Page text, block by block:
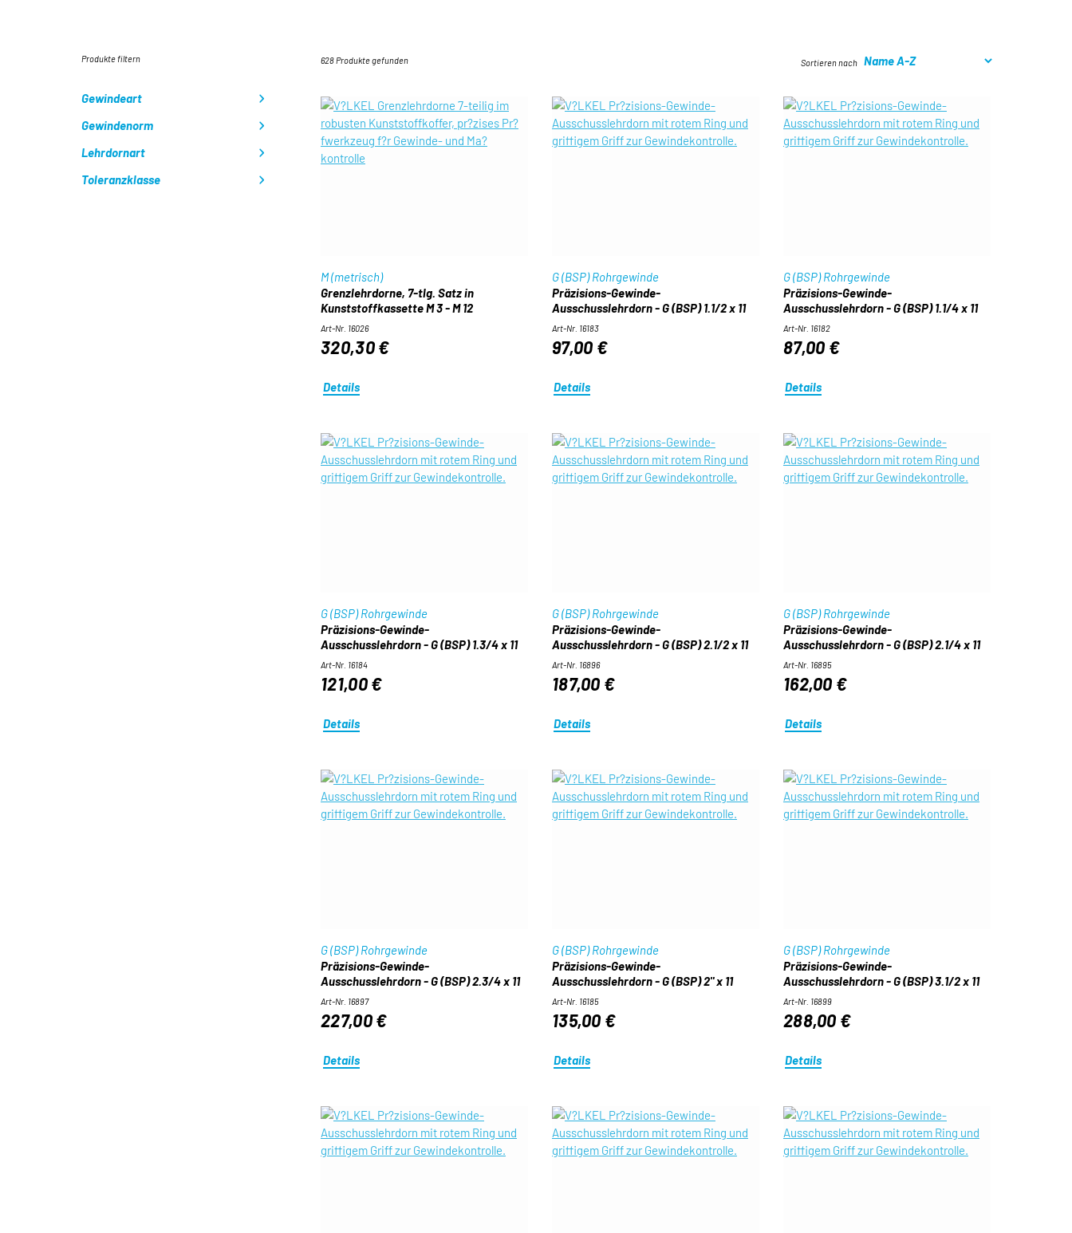
Produkte filtern
Gewindeart
Gewindenorm
Lehrdornart
Toleranzklasse
628 Produkte gefunden Sortieren nach
M (metrisch)
Grenzlehrdorne, 7-tlg. Satz in
Kunststoffkassette M 3 - M 12
Art-Nr. 16026
320,30 €
Details
G (BSP) Rohrgewinde
Präzisions-Gewinde-
Ausschusslehrdorn - G (BSP) 1.1/2 x 11
Art-Nr. 16183
97,00 €
Details
G (BSP) Rohrgewinde
Präzisions-Gewinde-
Ausschusslehrdorn - G (BSP) 1.1/4 x 11
Art-Nr. 16182
87,00 €
Details
G (BSP) Rohrgewinde
Präzisions-Gewinde-
Ausschusslehrdorn - G (BSP) 1.3/4 x 11
Art-Nr. 16184
121,00 €
Details
G (BSP) Rohrgewinde
Präzisions-Gewinde-
Ausschusslehrdorn - G (BSP) 2.1/2 x 11
Art-Nr. 16896
187,00 €
Details
G (BSP) Rohrgewinde
Präzisions-Gewinde-
Ausschusslehrdorn - G (BSP) 2.1/4 x 11
Art-Nr. 16895
162,00 €
Details
G (BSP) Rohrgewinde
Präzisions-Gewinde-
Ausschusslehrdorn - G (BSP) 2.3/4 x 11
Art-Nr. 16897
227,00 €
Details
G (BSP) Rohrgewinde
Präzisions-Gewinde-
Ausschusslehrdorn - G (BSP) 2" x 11
Art-Nr. 16185
135,00 €
Details
G (BSP) Rohrgewinde
Präzisions-Gewinde-
Ausschusslehrdorn - G (BSP) 3.1/2 x 11
Art-Nr. 16899
288,00 €
Details